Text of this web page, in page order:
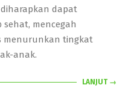
dapat
mencegah
menurunkan tingkat
anak.
LANJUT →